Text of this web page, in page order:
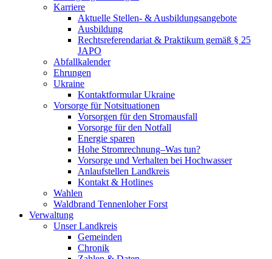
Karriere
Aktuelle Stellen- & Ausbildungsangebote
Ausbildung
Rechtsreferendariat & Praktikum gemäß § 25
JAPO
Abfallkalender
Ehrungen
Ukraine
Kontaktformular Ukraine
Vorsorge für Notsituationen
Vorsorgen für den Stromausfall
Vorsorge für den Notfall
Energie sparen
Hohe Stromrechnung–Was tun?
Vorsorge und Verhalten bei Hochwasser
Anlaufstellen Landkreis
Kontakt & Hotlines
Wahlen
Waldbrand Tennenloher Forst
Verwaltung
Unser Landkreis
Gemeinden
Chronik